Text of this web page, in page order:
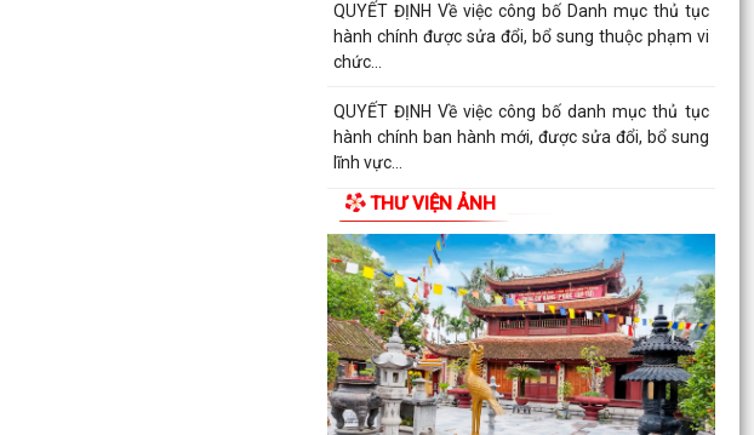
Công khai niêm yết nội dung TTHC mới ban hành,
được sửa đổi, bổ sung lĩnh vực phát thanh
Hội trại hè xanh truyền thống thiếu niên, nhi đồng
thôn Chí Minh
CẢNH BÁO: Giả mạo giấy mời cung cấp hồ sơ đất
đai để lừa đảo người dân
QUYẾT ĐỊNH: Về việc công bố Danh mục thủ tục
hành chính mới ban hành, được sửa đổi, bổ sung
và bị...
QUYẾT ĐỊNH: Về việc công bố thủ tục hành chính
nội bộ mới ban hành thuộc phạm vi chức năng
THƯ VIỆN ẢNH